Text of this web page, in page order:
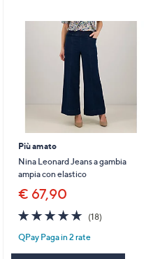
Più amato
Nina Leonard Jeans a gambia
ampia con elastico
€ 67,90
4.7
of
5
(18)18
QPay Paga in 2 rate